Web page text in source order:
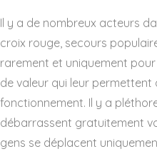
Il y a de nombreux acteurs
croix rouge, secours
rarement et uniquement
de valeur qui leur permettent
fonctionnement. Il y a
débarrassent gratuitement
gens se déplacent